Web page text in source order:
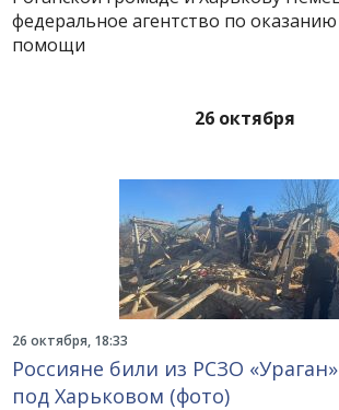
федеральное агентство по
помощи
26 октября
26 октября, 18:33
Россияне били из РСЗО
под Харьковом (фото)